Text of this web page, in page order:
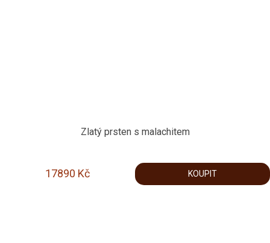
Zlatý prsten s malachitem
17890 Kč KOUPIT